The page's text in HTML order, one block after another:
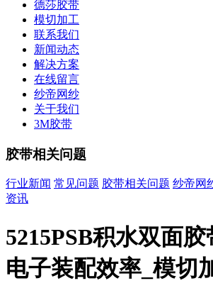
德莎胶带
模切加工
联系我们
新闻动态
解决方案
在线留言
纱帝网纱
关于我们
3M胶带
胶带相关问题
行业新闻 常见问题 胶带相关问题 纱帝网
资讯
5215PSB积水双面
电子装配效率_模切